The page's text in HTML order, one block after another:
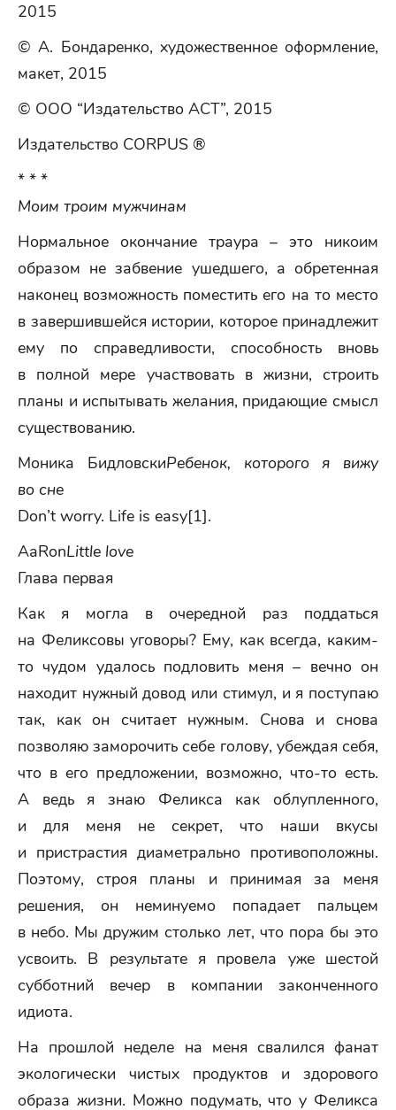
2015
© А. Бондаренко, художественное оформление,
макет, 2015
© ООО “Издательство АСТ”, 2015
Издательство CORPUS ®
* * *
Моим троим мужчинам
Нормальное окончание траура – это никоим
образом не забвение ушедшего, а обретенная
наконец возможность поместить его на то место
в завершившейся истории, которое принадлежит
ему по справедливости, способность вновь
в полной мере участвовать в жизни, строить
планы и испытывать желания, придающие смысл
существованию.
Моника БидловскиРебенок, которого я вижу
во сне
Don’t worry. Life is easy[1].
AaRonLittle love
Глава первая
Как я могла в очередной раз поддаться
на Феликсовы уговоры? Ему, как всегда, каким-
то чудом удалось подловить меня – вечно он
находит нужный довод или стимул, и я поступаю
так, как он считает нужным. Снова и снова
позволяю заморочить себе голову, убеждая себя,
что в его предложении, возможно, что-то есть.
А ведь я знаю Феликса как облупленного,
и для меня не секрет, что наши вкусы
и пристрастия диаметрально противоположны.
Поэтому, строя планы и принимая за меня
решения, он неминуемо попадает пальцем
в небо. Мы дружим столько лет, что пора бы это
усвоить. В результате я провела уже шестой
субботний вечер в компании законченного
идиота.
На прошлой неделе на меня свалился фанат
экологически чистых продуктов и здорового
образа жизни. Можно подумать, что у Феликса